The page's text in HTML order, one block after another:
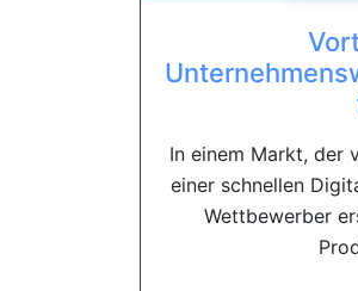
In einem Markt, der
einer schnellen
Wettbewerber